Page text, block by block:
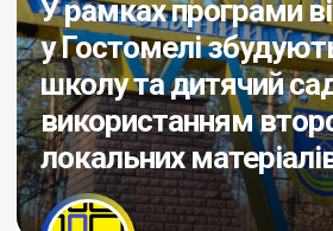
У рамках програми
у Гостомелі
школу та дитячий
використанням
локальних